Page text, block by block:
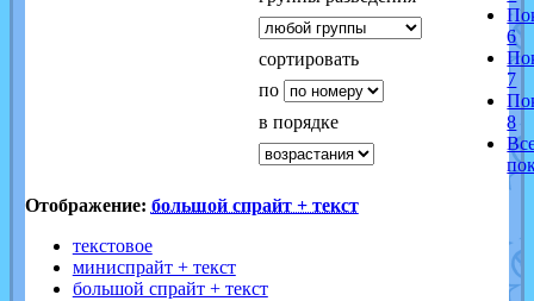
сортировать
по
в порядке
6
7
8
Отображение: большой спрайт + текст
текстовое
миниспрайт + текст
большой спрайт + текст